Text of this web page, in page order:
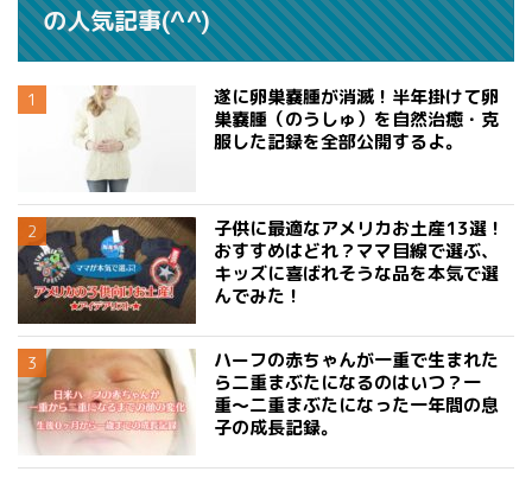
の人気記事(^^)
遂に卵巣嚢腫が消滅！半年掛けて卵
巣嚢腫（のうしゅ）を自然治癒・克
服した記録を全部公開するよ。
子供に最適なアメリカお土産13選！
おすすめはどれ？ママ目線で選ぶ、
キッズに喜ばれそうな品を本気で選
んでみた！
ハーフの赤ちゃんが一重で生まれた
ら二重まぶたになるのはいつ？一
重〜二重まぶたになった一年間の息
子の成長記録。